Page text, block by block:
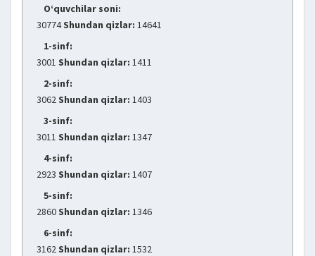
O‘quvchilar soni:
30774Shundan qizlar: 14641
1-sinf:
3001 Shundan qizlar: 1411
2-sinf:
3062Shundan qizlar: 1403
3-sinf:
3011 Shundan qizlar: 1347
4-sinf:
2923 Shundan qizlar: 1407
5-sinf:
2860Shundan qizlar: 1346
6-sinf:
3162Shundan qizlar: 1532